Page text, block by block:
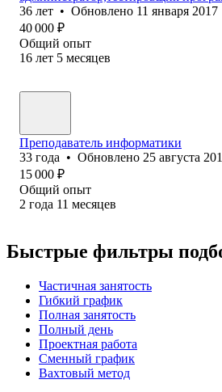
36 лет • Обновлено 11 января 2017
40 000 ₽
Общий опыт
16 лет 5 месяцев
Преподаватель информатики
33 года • Обновлено 25 августа
15 000 ₽
Общий опыт
2 года 11 месяцев
Быстрые фильтры
Частичная занятость
Гибкий график
Полная занятость
Полный день
Проектная работа
Сменный график
Вахтовый метод